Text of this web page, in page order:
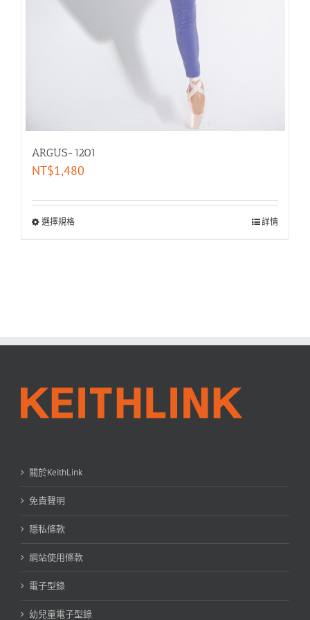
ARGUS-1201
NT$1,480
選擇規格 詳情
關於KeithLink
免責聲明
隱私條款
網站使用條款
電子型錄
幼兒童電子型錄